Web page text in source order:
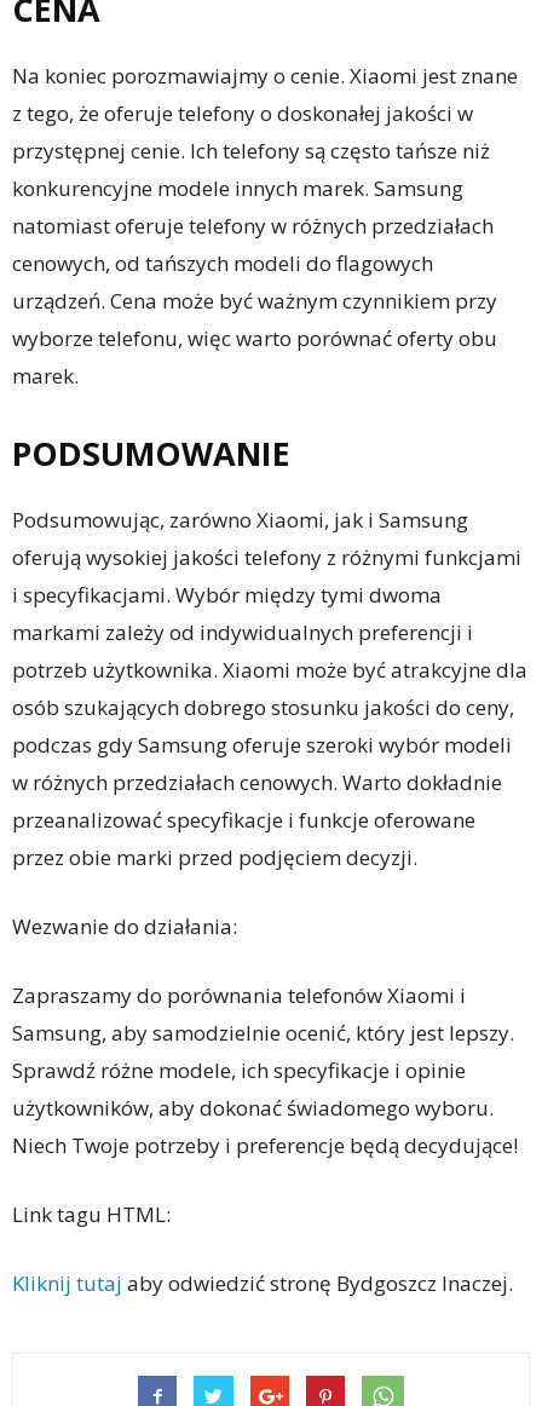
CENA
Na koniec porozmawiajmy o cenie. Xiaomi jest znane
z tego, że oferuje telefony o doskonałej jakości w
przystępnej cenie. Ich telefony są często tańsze niż
konkurencyjne modele innych marek. Samsung
natomiast oferuje telefony w różnych przedziałach
cenowych, od tańszych modeli do flagowych
urządzeń. Cena może być ważnym czynnikiem przy
wyborze telefonu, więc warto porównać oferty obu
marek.
PODSUMOWANIE
Podsumowując, zarówno Xiaomi, jak i Samsung
oferują wysokiej jakości telefony z różnymi funkcjami
i specyfikacjami. Wybór między tymi dwoma
markami zależy od indywidualnych preferencji i
potrzeb użytkownika. Xiaomi może być atrakcyjne dla
osób szukających dobrego stosunku jakości do ceny,
podczas gdy Samsung oferuje szeroki wybór modeli
w różnych przedziałach cenowych. Warto dokładnie
przeanalizować specyfikacje i funkcje oferowane
przez obie marki przed podjęciem decyzji.
Wezwanie do działania:
Zapraszamy do porównania telefonów Xiaomi i
Samsung, aby samodzielnie ocenić, który jest lepszy.
Sprawdź różne modele, ich specyfikacje i opinie
użytkowników, aby dokonać świadomego wyboru.
Niech Twoje potrzeby i preferencje będą decydujące!
Link tagu HTML:
Kliknij tutaj aby odwiedzić stronę Bydgoszcz Inaczej.